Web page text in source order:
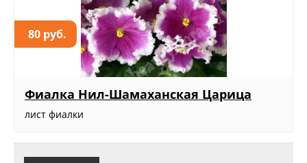
80 руб.
Фиалка Нил-Шамаханская Царица
лист фиалки